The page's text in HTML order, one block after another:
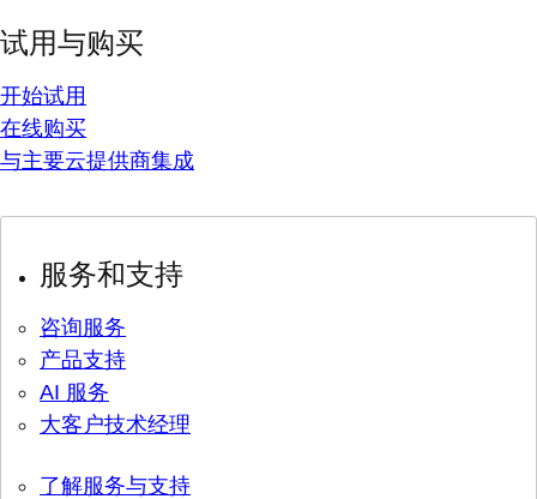
试用与购买
开始试用
在线购买
与主要云提供商集成
服务和支持
咨询服务
产品支持
AI 服务
大客户技术经理
了解服务与支持